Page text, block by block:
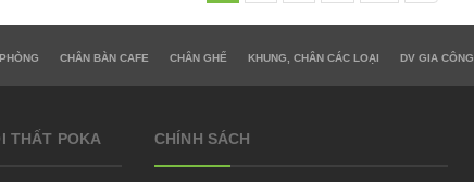
CHÂN BÀN CAFE CHÂN GHẾ KHUNG, CHÂN CÁC LOẠI DV GIA CÔNG
THẤT POKA CHÍNH SÁCH